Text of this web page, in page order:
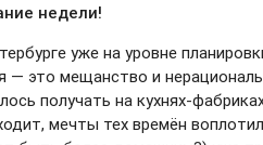
недели!
уже на уровне
— это мещанство и
получать на кухнях-
мечты тех времён